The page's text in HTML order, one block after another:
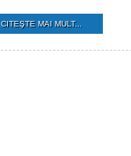
CITEŞTE MAI MULT...